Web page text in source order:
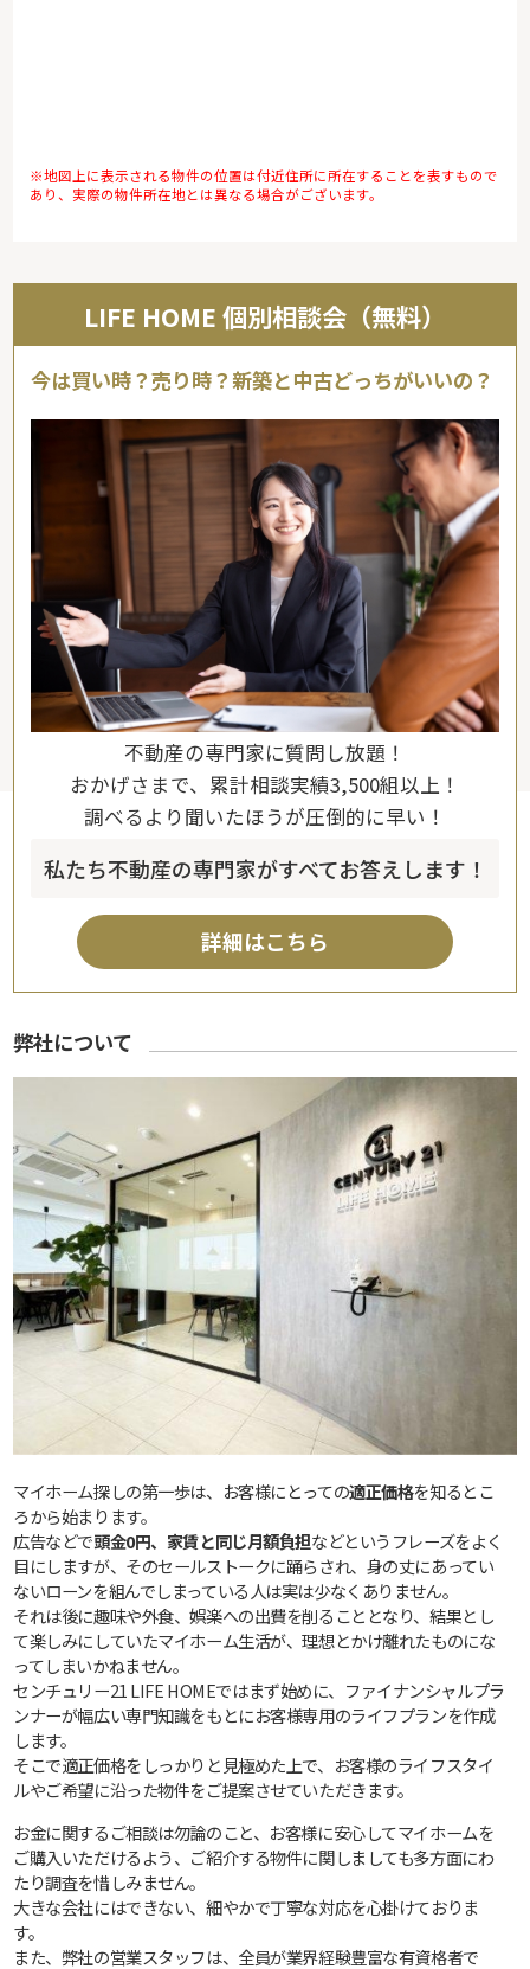
※地図上に表示される物件の位置は付近住所に所在することを表すもので
あり、実際の物件所在地とは異なる場合がございます。
LIFE HOME 個別相談会（無料）
今は買い時？売り時？新築と中古どっちがいいの？
不動産の専門家に質問し放題！
おかげさまで、累計相談実績3,500組以上！
調べるより聞いたほうが圧倒的に早い！
私たち不動産の専門家がすべてお答えします！
詳細はこちら
弊社について
マイホーム探しの第一歩は、お客様にとっての適正価格を知るとこ
ろから始まります。
広告などで頭金0円、家賃と同じ月額負担などというフレーズをよく
目にしますが、そのセールストークに踊らされ、身の丈にあってい
ないローンを組んでしまっている人は実は少なくありません。
それは後に趣味や外食、娯楽への出費を削ることとなり、結果とし
て楽しみにしていたマイホーム生活が、理想とかけ離れたものにな
ってしまいかねません。
センチュリー21 LIFE HOMEではまず始めに、ファイナンシャルプラ
ンナーが幅広い専門知識をもとにお客様専用のライフプランを作成
します。
そこで適正価格をしっかりと見極めた上で、お客様のライフスタイ
ルやご希望に沿った物件をご提案させていただきます。
お金に関するご相談は勿論のこと、お客様に安心してマイホームを
ご購入いただけるよう、ご紹介する物件に関しましても多方面にわ
たり調査を惜しみません。
大きな会社にはできない、細やかで丁寧な対応を心掛けておりま
す。
また、弊社の営業スタッフは、全員が業界経験豊富な有資格者で